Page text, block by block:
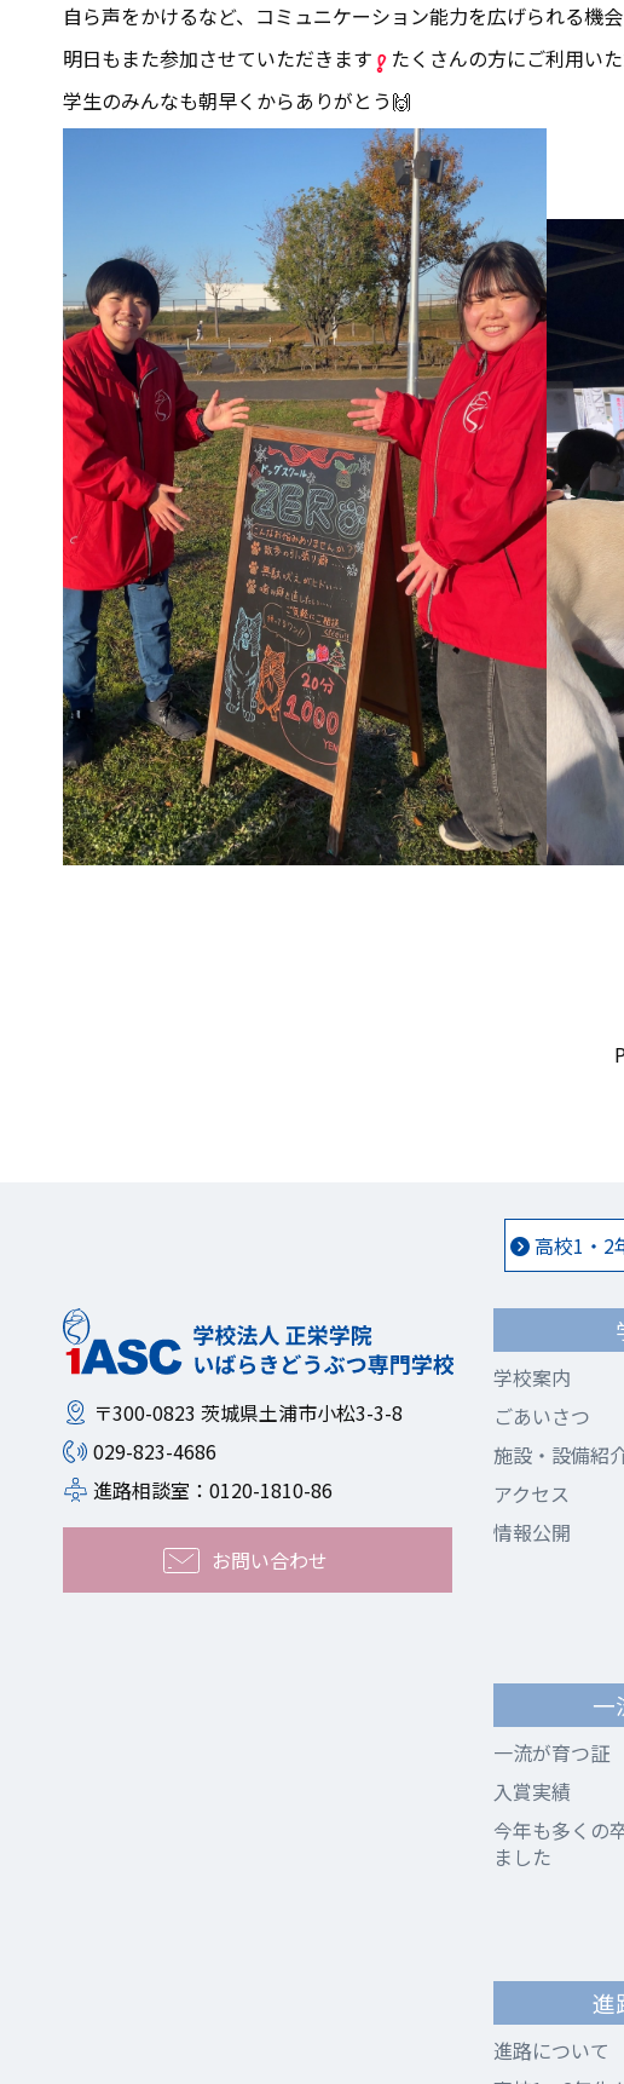
自ら声をかけるなど、コミュニケーション能力を広げられる機
明日もまた参加させていただきます
たくさんの方にご利用い
学生のみんなも朝早くからありがとう🙌
〒300-0823 茨城県土浦市小松3-3-8
029-823-4686
進路相談室：0120-1810-86
お問い合わせ
高校1・2
学校案内
ごあいさつ
施設・設備紹
アクセス
情報公開
一
一流が育つ証
入賞実績
今年も多くの
ました
進
進路について